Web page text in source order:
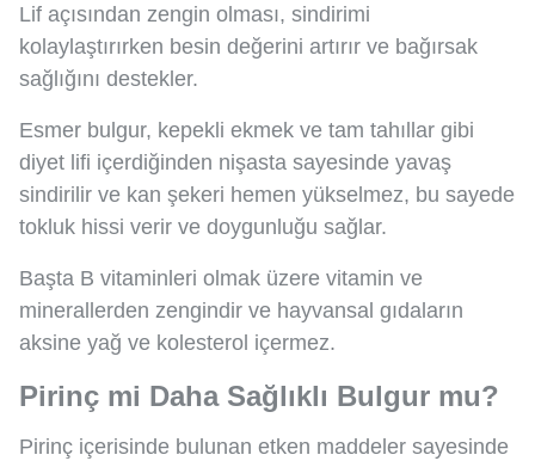
Lif açısından zengin olması, sindirimi
kolaylaştırırken besin değerini artırır ve bağırsak
sağlığını destekler.
Esmer bulgur, kepekli ekmek ve tam tahıllar gibi
diyet lifi içerdiğinden nişasta sayesinde yavaş
sindirilir ve kan şekeri hemen yükselmez, bu sayede
tokluk hissi verir ve doygunluğu sağlar.
Başta B vitaminleri olmak üzere vitamin ve
minerallerden zengindir ve hayvansal gıdaların
aksine yağ ve kolesterol içermez.
Pirinç mi Daha Sağlıklı Bulgur mu?
Pirinç içerisinde bulunan etken maddeler sayesinde